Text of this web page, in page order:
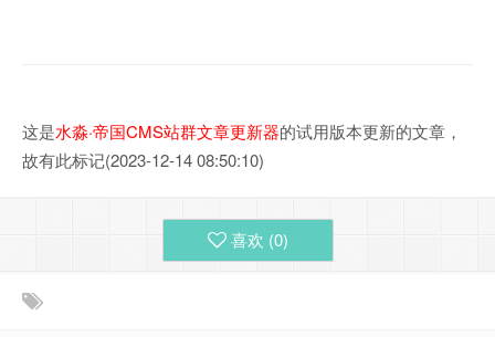
这是水淼·帝国CMS站群文章更新器的试用版本更新的文章，
故有此标记(2023-12-14 08:50:10)
喜欢 (0)